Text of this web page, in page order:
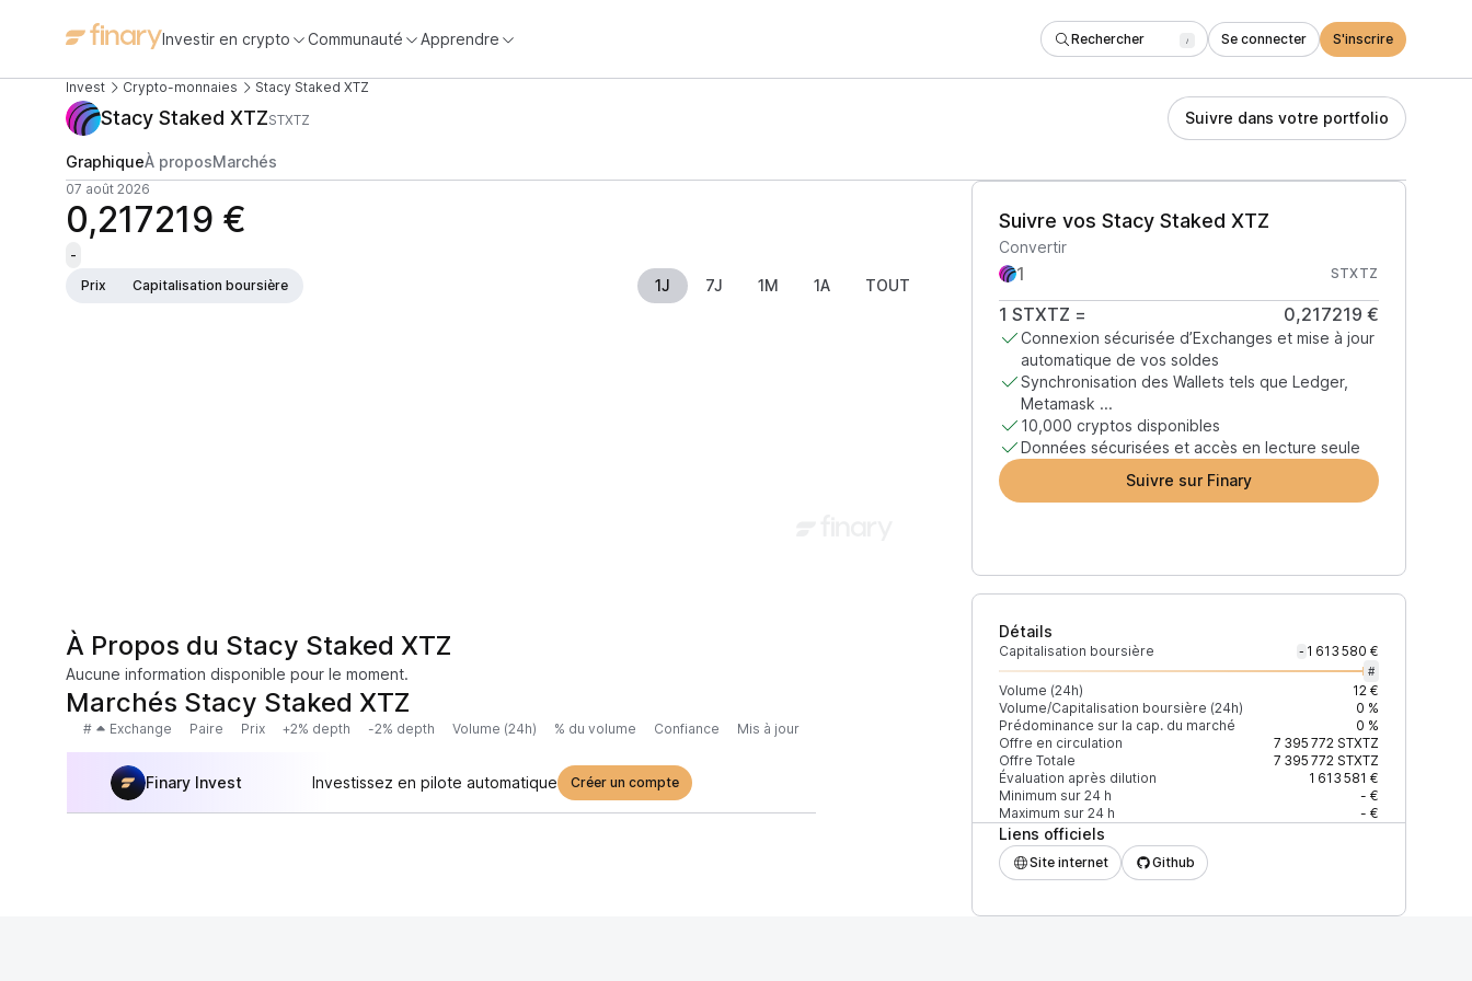
Investir en crypto Communauté Apprendre Rechercher / Se connecter S'inscrire
Invest Crypto-monnaies Stacy Staked XTZ
Stacy Staked XTZSTXTZ Suivre dans votre portfolio
GraphiqueÀ proposMarchés
07 août 2026
0,217219 €
-
Prix
Capitalisation boursière 1J 7J 1M 1A TOUT
Suivre vos Stacy Staked XTZ
Convertir
STXTZ
1 STXTZ = 0,217219 €
Connexion sécurisée d’Exchanges et mise à jour
automatique de vos soldes
Synchronisation des Wallets tels que Ledger,
Metamask ...
10,000 cryptos disponibles
Données sécurisées et accès en lecture seule
Suivre sur Finary
Détails
Capitalisation boursière - 1 613 580 €
#
Volume (24h)
12 €
Volume/Capitalisation boursière (24h)
0 %
Prédominance sur la cap. du marché
0 %
Offre en circulation
7 395 772STXTZ
Offre Totale
7 395 772STXTZ
Évaluation après dilution
1 613 581 €
Minimum sur 24 h
- €
Maximum sur 24 h
- €
Liens officiels
Site internet Github
À Propos du Stacy Staked XTZ
Aucune information disponible pour le moment.
Marchés Stacy Staked XTZ
# Exchange Paire Prix +2% depth -2% depth Volume (24h) % du volume Confiance Mis à jour
Finary Invest Investissez en pilote automatique Créer un compte